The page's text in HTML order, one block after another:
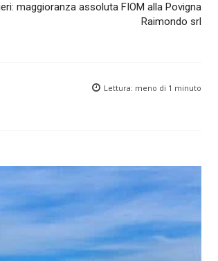
maggioranza assoluta FIOM alla Povigna
Raimondo srl
Lettura: meno di 1 minuto